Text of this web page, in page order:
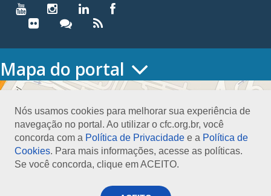
Nós usamos cookies para melhorar sua experiência de
navegação no portal. Ao utilizar o cfc.org.br, você
concorda com a Política de Privacidade e a Política de
Cookies. Para mais informações, acesse as políticas.
Se você concorda, clique em ACEITO.
Mapa do portal
HOME
Conselho Diretor
Nossa Sede
Planejamento
Organograma
Medalha João Lyra